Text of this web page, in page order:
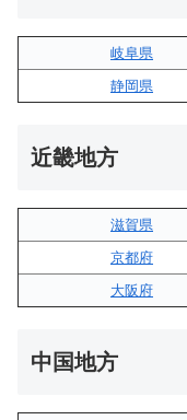
岐阜県
静岡県
近畿地方
滋賀県
京都府
大阪府
中国地方